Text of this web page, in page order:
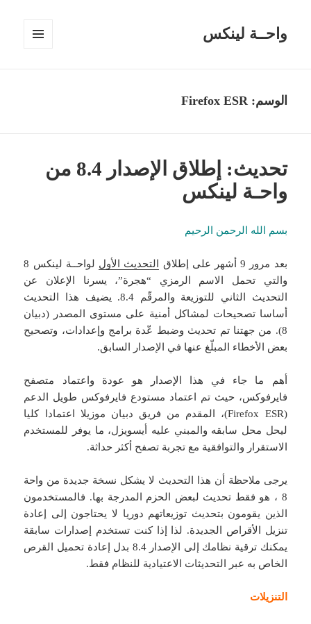
واحــة لينكس
الوسم:Firefox ESR
تحديث: إطلاق الإصدار 8.4 من
واحـة لينكس
بسم الله الرحمن الرحيم
بعد مرور 9 أشهر على إطلاق التحديث الأول
لواحــة لينكس 8
والتي تحمل الاسم الرمزي “هجرة”، يسرنا الإعلان عن
التحديث الثاني للتوزيعة والمرقّم 8.4. يضيف هذا التحديث
أساسا تصحيحات لمشاكل أمنية على مستوى المصدر (دبيان
8). من جهتنا تم تحديث وضبط عّدة برامج وإعدادات، وتصحيح
بعض الأخطاء المبلّغ عنها في الإصدار السابق.
أهم ما جاء في هذا الإصدار هو عودة واعتماد متصفح
فايرفوكس، حيث تم اعتماد مستودع فايرفوكس طويل الدعم
(Firefox ESR)، المقدم من فريق دبيان موزيلا اعتمادا كليا
ليحل محل سابقه والمبني عليه أيسويزل، ما يوفر للمستخدم
الاستقرار والتوافقية مع تجربة تصفح أكثر حداثة.
يرجى ملاحظة أن هذا التحديث لا يشكل نسخة جديدة من واحة
8 ، هو فقط تحديث لبعض الحزم المدرجة بها. فالمستخدمون
الذين يقومون بتحديث توزيعاتهم دوريا لا يحتاجون إلى إعادة
تنزيل الأقراص الجديدة. لذا إذا كنت تستخدم إصدارات سابقة
يمكنك ترقية نظامك إلى الإصدار 8.4 بدل إعادة تحميل القرص
الخاص به عبر التحديثات الاعتيادية للنظام فقط.
التنزيلات